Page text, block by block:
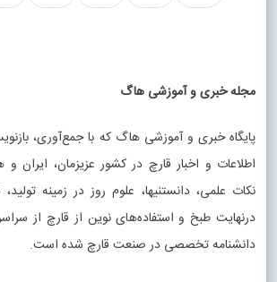
مجله خبری و آموزشی هاگ
پایگاه خبری و آموزشی هاگ که با جمع‌آوری،
اطلاعات و اخبار قارچ در کشور عزیزمان، ایران و
نکات علمی، دانستنیها، علوم روز در زمینه تولید،
درنهایت طبخ و استفاده‌های نوین از قارچ از
دانشنامه تخصصی در صنعت قارچ شده است.